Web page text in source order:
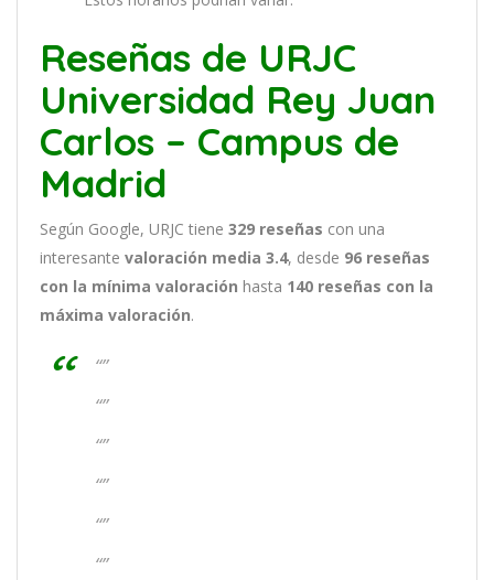
Reseñas de URJC
Universidad Rey Juan
Carlos – Campus de
Madrid
Según Google, URJC tiene 329 reseñas con una
interesante valoración media 3.4, desde 96 reseñas
con la mínima valoración hasta 140 reseñas con la
máxima valoración.
“”
“”
“”
“”
“”
“”